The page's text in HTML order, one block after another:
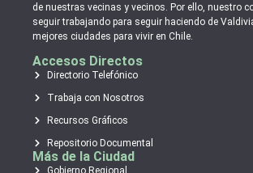
de nuestras vecinas y vecinos. Por ello, nuestro
seguir trabajando para seguir haciendo de
mejores ciudades para vivir en Chile.
Accesos Directos
Directorio Telefónico
Trabaja con Nosotros
Recursos Gráficos
Repositorio Documental
Más de la Ciudad
Gobierno Regional